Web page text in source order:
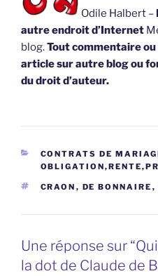
Odile Halbert –
autre endroit d’Internet
blog.Tout commentaire
article sur autre blog ou
du droit d’auteur.
CATÉGORIES
CONTRATS DE
ÉTIQUETTES
CRAON , DE BONNAIRE ,
Une réponse sur
la dot de Claude de